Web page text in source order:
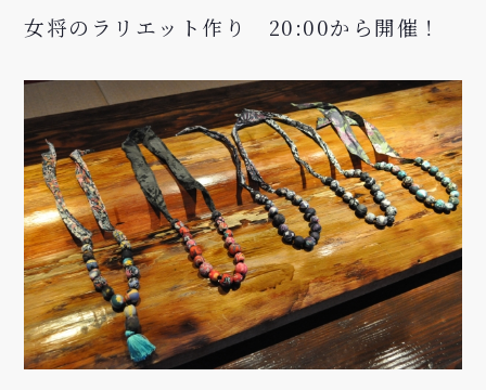
女将のラリエット作り 20:00から開催！